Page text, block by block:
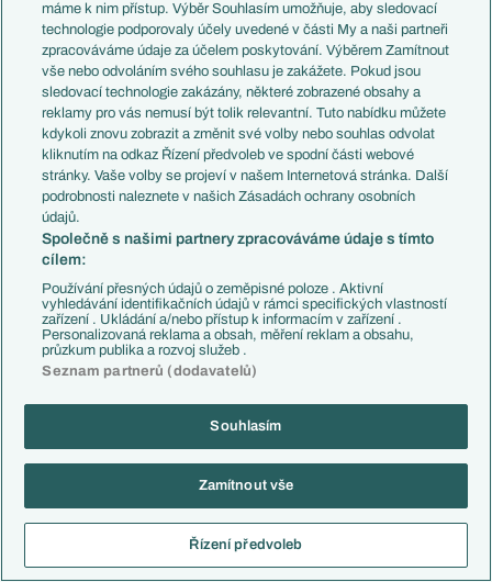
Firkraag 19.08.2025 20:42
Tak Králik a Kostka jsou dle mě téměř druholigoví hráči,
Král taky nic extra a u Marečka s Prebslem to nejsou
jejich primární posty (Mareček zejména, Prebsl asi v
poho). A kdo tam hrál loni, to moc nevím, Suchý jim
určitě chybí.
Reagovat
Greny 19.08.2025 20:46
Prebsl ale Suchý...
Plus někteří co jsou v kádru ale třeba tolik nehraji
Reagovat
poz3n 19.08.2025 20:34
Hovno Majere, hovno hraješ
Reagovat
OT: Sorry za spam, ještě Českou linku zkusím
liga, poslední flek, no cash, kdo by měl zájem, dejte vědět.
máme k nim přístup. Výběr Souhlasím umožňuje, aby sledovací
technologie podporovaly účely uvedené v části My a naši partneři
zpracováváme údaje za účelem poskytování. Výběrem Zamítnout
vše nebo odvoláním svého souhlasu je zakážete. Pokud jsou
sledovací technologie zakázány, některé zobrazené obsahy a
reklamy pro vás nemusí být tolik relevantní. Tuto nabídku můžete
kdykoli znovu zobrazit a změnit své volby nebo souhlas odvolat
kliknutím na odkaz Řízení předvoleb ve spodní části webové
stránky. Vaše volby se projeví v našem Internetová stránka. Další
podrobnosti naleznete v našich Zásadách ochrany osobních
údajů.
Společně s našimi partnery zpracováváme údaje s tímto
cílem:
Používání přesných údajů o zeměpisné poloze . Aktivní
vyhledávání identifikačních údajů v rámci specifických vlastností
zařízení . Ukládání a/nebo přístup k informacím v zařízení .
Personalizovaná reklama a obsah, měření reklam a obsahu,
průzkum publika a rozvoj služeb .
Seznam partnerů (dodavatelů)
Souhlasím
Zamítnout vše
Řízení předvoleb